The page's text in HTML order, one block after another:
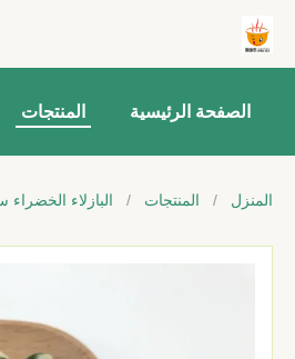
الصفحة الرئيسية المنتجات
المنزل / المنتجات / البازلاء الخضراء